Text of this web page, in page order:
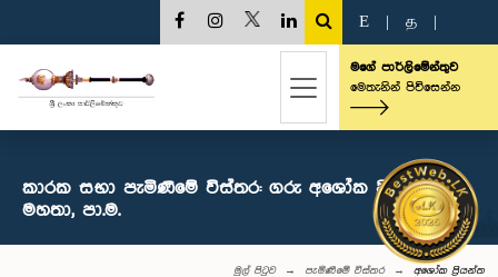
E த
මගේ පාර්ලිමේන්තුව
මෙතැනින් පිවිසෙන්න
කාරක සභා පැමිණීමේ විස්තර: ගරු අශෝක ප්‍රියන්ත
මහතා, පා.ම.
මුල් පිටුව පැමිණීමේ විස්තර අශෝක ප්‍රියන්ත